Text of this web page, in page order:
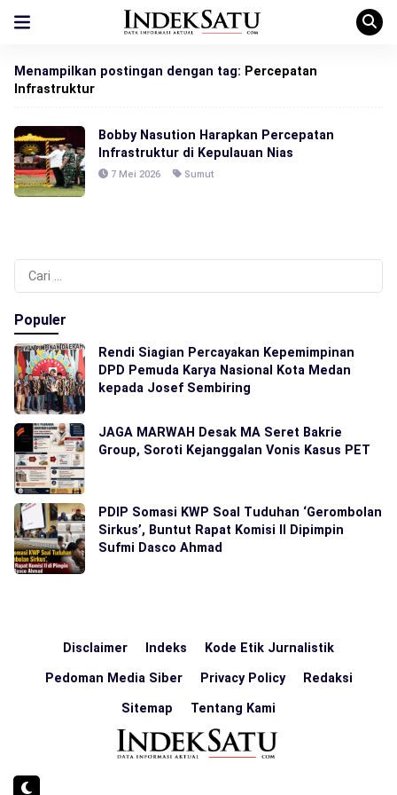
Menampilkan postingan dengan tag: Percepatan
Infrastruktur
Bobby Nasution Harapkan Percepatan
Infrastruktur di Kepulauan Nias
7 Mei 2026 Sumut
Cari
untuk:
Populer
Rendi Siagian Percayakan Kepemimpinan
DPD Pemuda Karya Nasional Kota Medan
kepada Josef Sembiring
JAGA MARWAH Desak MA Seret Bakrie
Group, Soroti Kejanggalan Vonis Kasus PET
PDIP Somasi KWP Soal Tuduhan ‘Gerombolan
Sirkus’, Buntut Rapat Komisi II Dipimpin
Sufmi Dasco Ahmad
Disclaimer Indeks Kode Etik Jurnalistik
Pedoman Media Siber Privacy Policy Redaksi
Sitemap Tentang Kami